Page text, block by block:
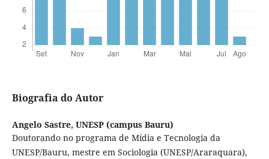
Biografia do Autor
Angelo Sastre, UNESP (campus Bauru)
Doutorando no programa de Mídia e Tecnologia da
UNESP/Bauru, mestre em Sociologia (UNESP/Araraquara),